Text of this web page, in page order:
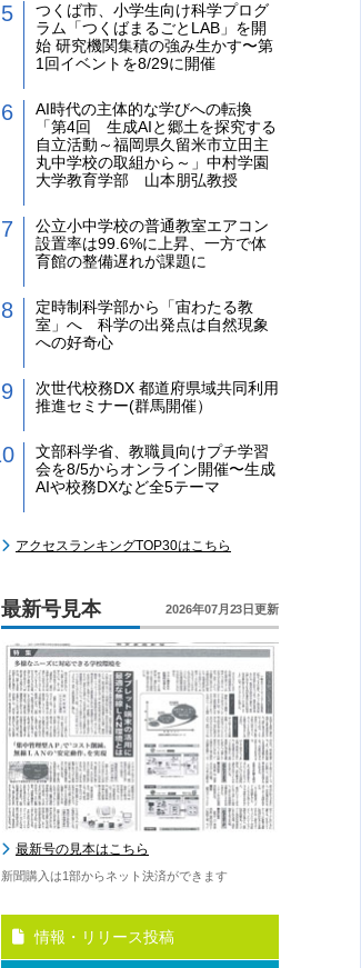
つくば市、小学生向け科学プログ
ラム「つくばまるごとLAB」を開
始 研究機関集積の強み生かす〜第
1回イベントを8/29に開催
AI時代の主体的な学びへの転換
「第4回 生成AIと郷土を探究する
自立活動～福岡県久留米市立田主
丸中学校の取組から～」中村学園
大学教育学部 山本朋弘教授
公立小中学校の普通教室エアコン
設置率は99.6%に上昇、一方で体
育館の整備遅れが課題に
定時制科学部から「宙わたる教
室」へ 科学の出発点は自然現象
への好奇心
次世代校務DX 都道府県域共同利用
推進セミナー(群馬開催）
文部科学省、教職員向けプチ学習
会を8/5からオンライン開催〜生成
AIや校務DXなど全5テーマ
アクセスランキングTOP30はこちら
最新号見本 2026年07月23日更新
最新号の見本はこちら
新聞購入は1部からネット決済ができます
情報・リリース投稿